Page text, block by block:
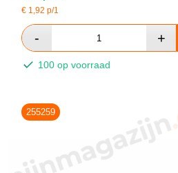
€ 1,92 p/1
100 op voorraad
255259